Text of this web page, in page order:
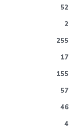
52
2
255
17
155
57
46
4